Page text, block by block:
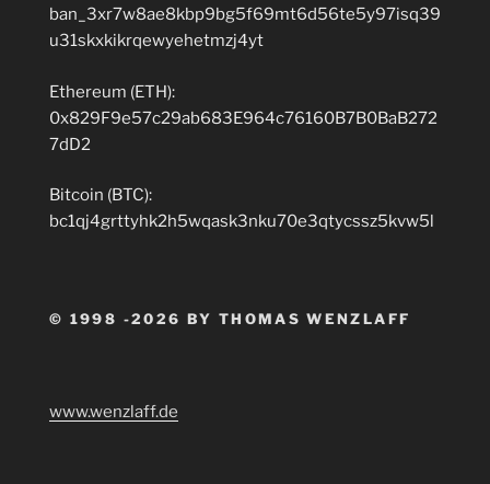
ban_3xr7w8ae8kbp9bg5f69mt6d56te5y97isq39
u31skxkikrqewyehetmzj4yt
Ethereum (ETH):
0x829F9e57c29ab683E964c76160B7B0BaB272
7dD2
Bitcoin (BTC):
bc1qj4grttyhk2h5wqask3nku70e3qtycssz5kvw5l
© 1998 -2026 BY THOMAS WENZLAFF
www.wenzlaff.de